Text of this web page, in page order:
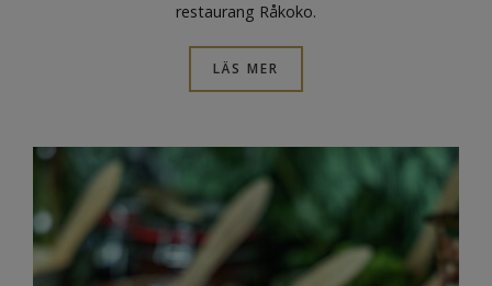
restaurang Råkoko.
LÄS MER